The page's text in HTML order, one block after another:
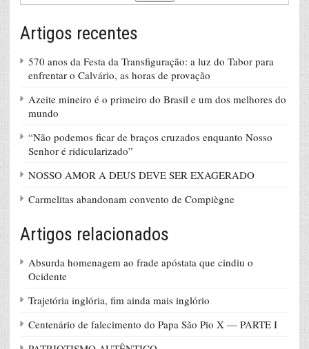
Artigos recentes
570 anos da Festa da Transfiguração: a luz do Tabor para
enfrentar o Calvário, as horas de provação
Azeite mineiro é o primeiro do Brasil e um dos melhores do
mundo
“Não podemos ficar de braços cruzados enquanto Nosso
Senhor é ridicularizado”
NOSSO AMOR A DEUS DEVE SER EXAGERADO
Carmelitas abandonam convento de Compiègne
Artigos relacionados
Absurda homenagem ao frade apóstata que cindiu o
Ocidente
Trajetória inglória, fim ainda mais inglório
Centenário de falecimento do Papa São Pio X — PARTE I